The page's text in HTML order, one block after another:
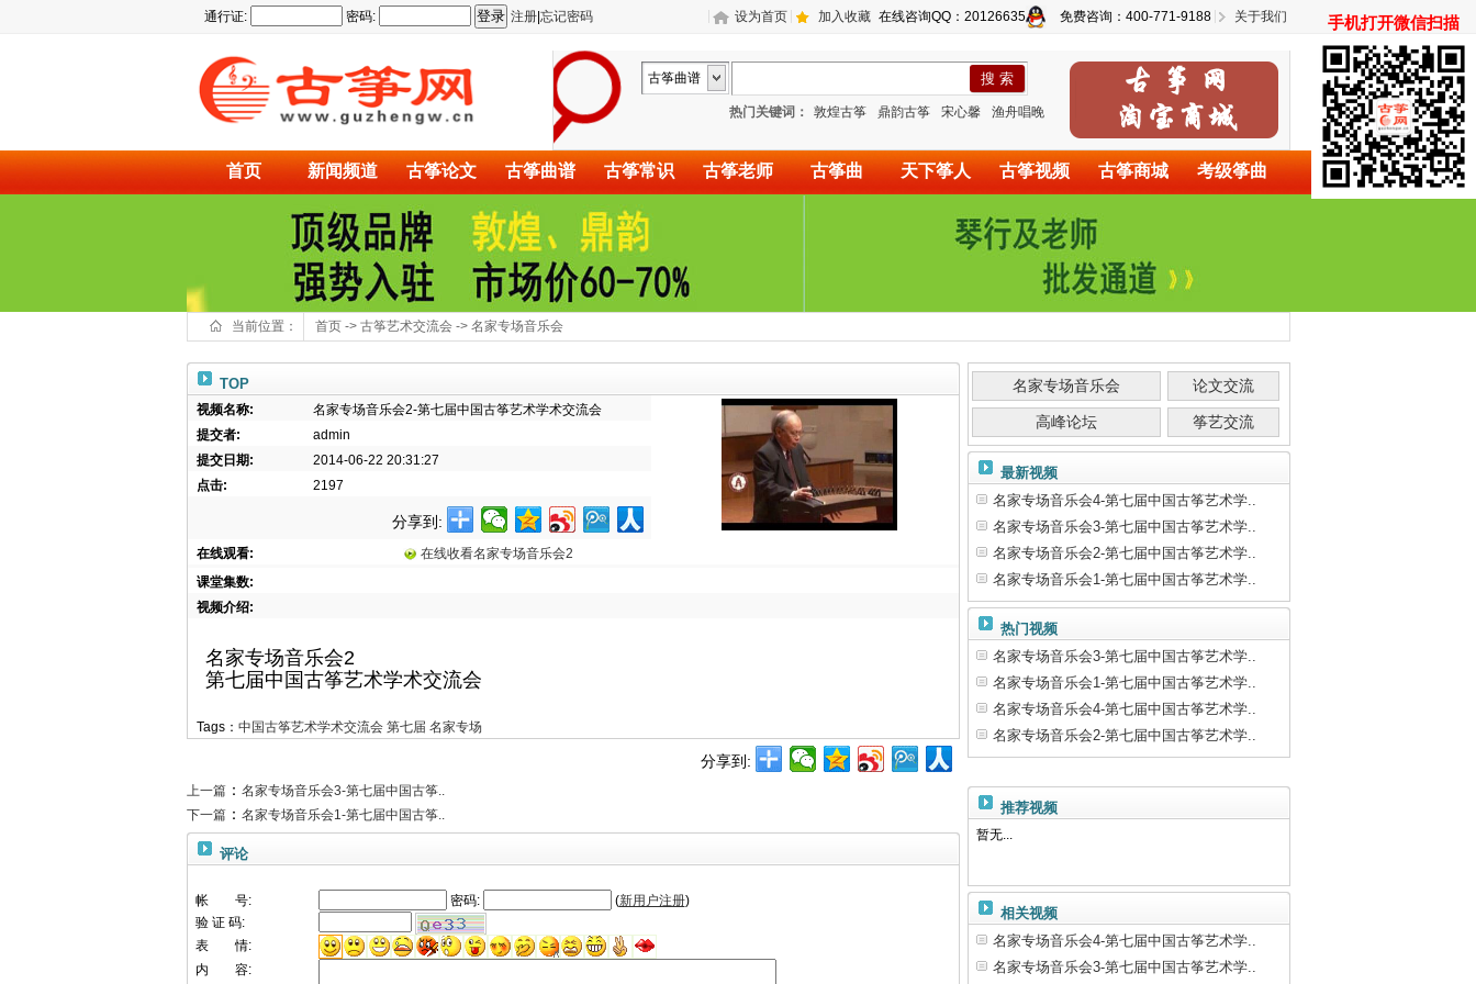
通行证: 密码: 注册| 忘记密码 设为首页 加入收藏 在线咨询QQ：20126635 免费咨询：400-771-9188 关于我们
古筝曲谱
热门关键词： 敦煌古筝 鼎韵古筝 宋心馨 渔舟唱晚
首页 新闻频道 古筝论文 古筝曲谱 古筝常识 古筝老师 古筝曲 天下筝人 古筝视频 古筝商城 考级筝曲
当前位置： 首页-> 古筝艺术交流会-> 名家专场音乐会
TOP
视频名称:
名家专场音乐会2-第七届中国古筝艺术学术交流会
提交者:
admin
提交日期:
2014-06-22 20:31:27
点击:
2197
分享到:
在线观看:
在线收看名家专场音乐会2
课堂集数:
视频介绍:
名家专场音乐会2
第七届中国古筝艺术学术交流会
Tags： 中国古筝艺术学术交流会 第七届 名家专场
分享到:
上一篇： 名家专场音乐会3-第七届中国古筝..
下一篇： 名家专场音乐会1-第七届中国古筝..
评论
帐 号: 密码: (新用户注册)
验 证 码:
表 情:
内 容:
名家专场音乐会 论文交流
高峰论坛 筝艺交流
最新视频
名家专场音乐会4-第七届中国古筝艺术学..
名家专场音乐会3-第七届中国古筝艺术学..
名家专场音乐会2-第七届中国古筝艺术学..
名家专场音乐会1-第七届中国古筝艺术学..
热门视频
名家专场音乐会3-第七届中国古筝艺术学..
名家专场音乐会1-第七届中国古筝艺术学..
名家专场音乐会4-第七届中国古筝艺术学..
名家专场音乐会2-第七届中国古筝艺术学..
推荐视频
暂无...
相关视频
名家专场音乐会4-第七届中国古筝艺术学..
名家专场音乐会3-第七届中国古筝艺术学..
手机打开微信扫描